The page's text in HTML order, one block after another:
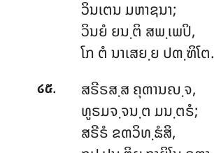
ວິນເຕນ ມຫາຊນາ;
ວິນຍໍ ຍນ຺ຕິ ສພ຺ເພປິ,
ໂກ ຕໍ ນາເສຍ຺ຍ ປຓ຺ຑິໂຕ.
໒໕. ສຣີຣສ຺ສ ຄຸຓານຎ຺ຈ,
ທູຣມຈ຺ຈນ຺ຕ ມນ຺ຕຣໍ;
ສຣີຣໍ ຂຓວິທ຺ຘໍສິ,